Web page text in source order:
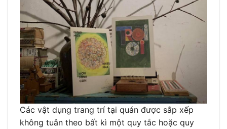
Các vật dụng trang trí tại quán được sắp xếp
không tuân theo bất kì một quy tắc hoặc quy